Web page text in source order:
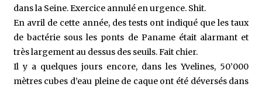
dans la Seine. Exercice annulé en urgence. Shit.
En avril de cette année, des tests ont indiqué que les taux
de bactérie sous les ponts de Paname était alarmant et
très largement au dessus des seuils. Fait chier.
Il y a quelques jours encore, dans les Yvelines, 50’000
mètres cubes d’eau pleine de caque ont été déversés dans